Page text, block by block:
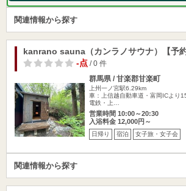
関連情報から探す
kanrano sauna（カンラノサウナ）【予約
-点/ 0 件
群馬県 / 甘楽郡甘楽町
上州一ノ宮駅6.29km
車：上信越自動車道・富岡ICより
電鉄・上…
営業時間 10:00～20:30
入浴料金 12,000円～
日帰り 宿泊 女子旅・女子会
関連情報から探す